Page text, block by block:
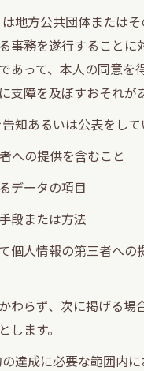
地方公共団体または
事務を遂行することに
あって、本人の同意を
支障を及ぼすおそれが
知あるいは公表をし
への提供を含むこと
データの項目
段または方法
個人情報の第三者への
わらず、次に掲げる場
します。
達成に必要な範囲内